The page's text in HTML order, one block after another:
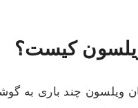
کیست؟
ویلسون چند باری به